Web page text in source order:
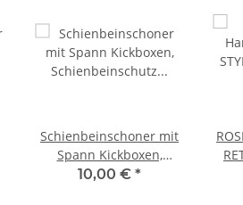
Schienbeinschoner mit
Spann Kickboxen,
Schienbeinschutz Muay
10,00 € *